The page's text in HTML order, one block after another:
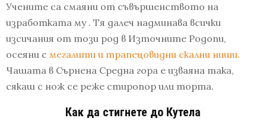
Учените са смаяни от съвършенството на
изработката му . Тя далеч надминава всички
изсичания от този род в Източните Родопи,
осеяни с мегалити и трапецовидни скални ниши.
Чашата в Сърнена Средна гора е изваяна така,
сякаш с нож се реже стиропор или торта.
Как да стигнете до Кутела